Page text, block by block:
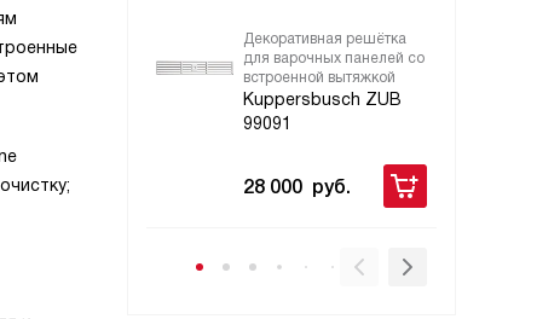
Декоративная решётка
для варочных панелей со
встроенной вытяжкой
Kuppersbusch ZUB
99091
28 000 руб.